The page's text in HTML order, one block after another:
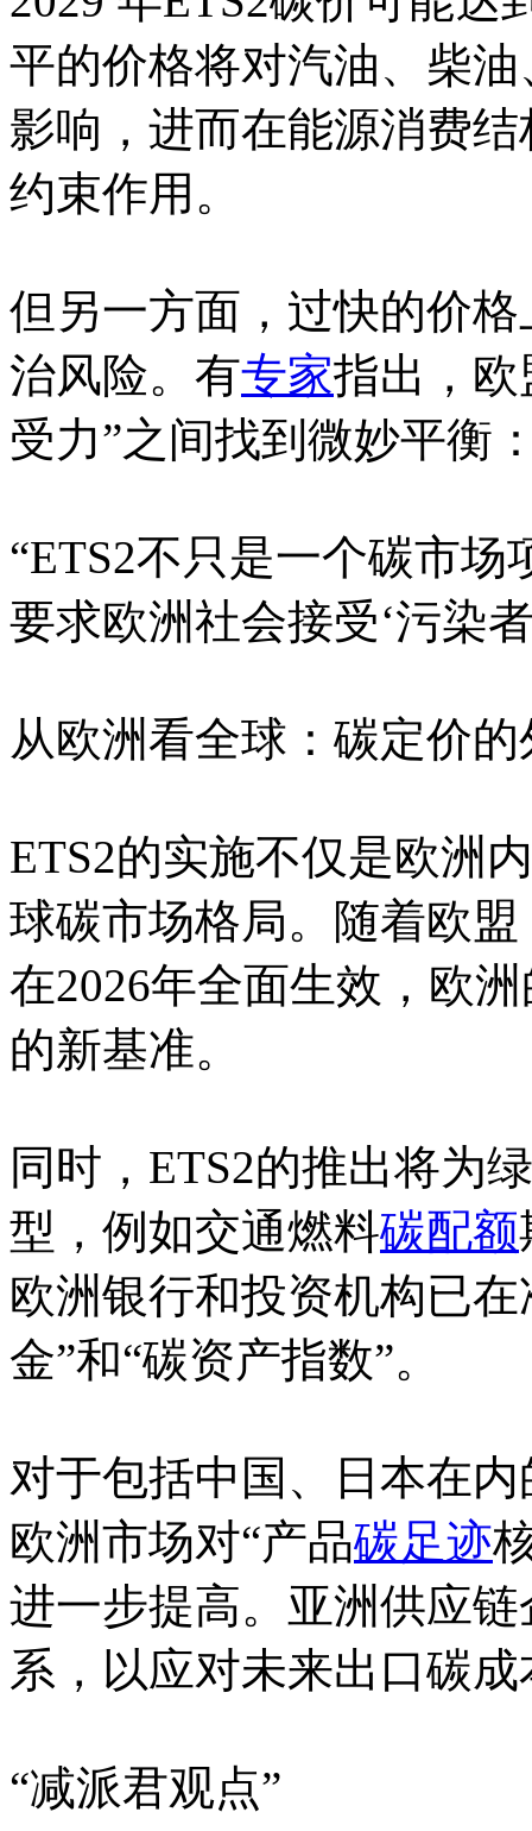
平的价格将对汽油、柴
影响，进而在能源消费
约束作用。
但另一方面，过快的价
治风险。有专家指出，欧
受力”之间找到微妙平衡
“ETS2不只是一个碳市
要求欧洲社会接受‘污染
从欧洲看全球：碳定价
ETS2的实施不仅是欧洲
球碳市场格局。随着欧
在2026年全面生效，欧
的新基准。
同时，ETS2的推出将为
型，例如交通燃料碳配额
欧洲银行和投资机构已
金”和“碳资产指数”。
对于包括中国、日本在
欧洲市场对“产品碳足迹
进一步提高。亚洲供应
系，以应对未来出口碳
“减派君观点”